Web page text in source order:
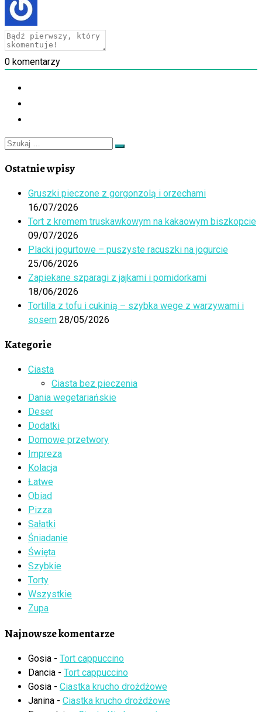
0 komentarzy
Szukaj
Szukaj
Ostatnie wpisy
Gruszki pieczone z gorgonzolą i orzechami
16/07/2026
Tort z kremem truskawkowym na kakaowym biszkopcie
09/07/2026
Placki jogurtowe – puszyste racuszki na jogurcie
25/06/2026
Zapiekane szparagi z jajkami i pomidorkami
18/06/2026
Tortilla z tofu i cukinią – szybka wege z warzywami i
sosem 28/05/2026
Kategorie
Ciasta
Ciasta bez pieczenia
Dania wegetariańskie
Deser
Dodatki
Domowe przetwory
Impreza
Kolacja
Łatwe
Obiad
Pizza
Sałatki
Śniadanie
Święta
Szybkie
Torty
Wszystkie
Zupa
Najnowsze komentarze
Gosia - Tort cappuccino
Dancia - Tort cappuccino
Gosia - Ciastka krucho drożdżowe
Janina - Ciastka krucho drożdżowe